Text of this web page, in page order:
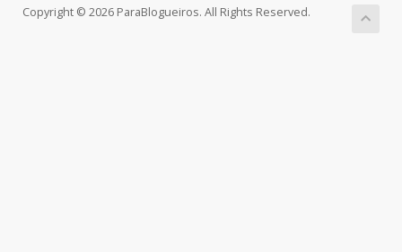
Copyright © 2026 ParaBlogueiros. All Rights Reserved.